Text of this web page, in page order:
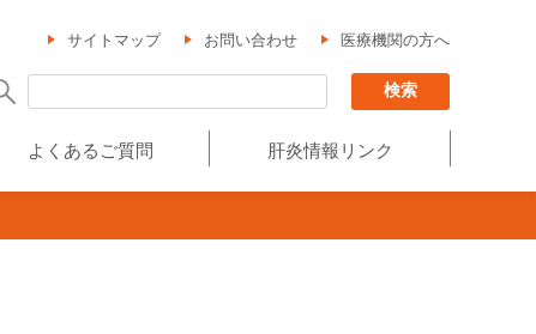
サイトマップ お問い合わせ 医療機関の方へ
よくあるご質問 肝炎情報リンク